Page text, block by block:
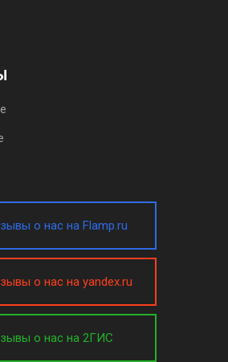
о нас на Flamp.ru
о нас на yandex.ru
о нас на 2ГИС